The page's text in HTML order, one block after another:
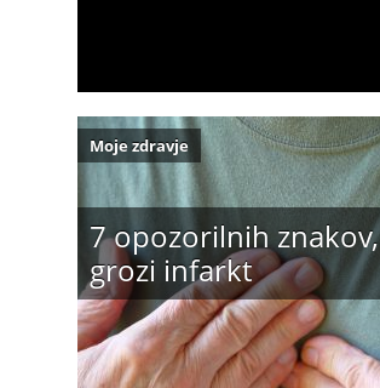
7 opozorilnih
grozi infarkt
Moje zdravje